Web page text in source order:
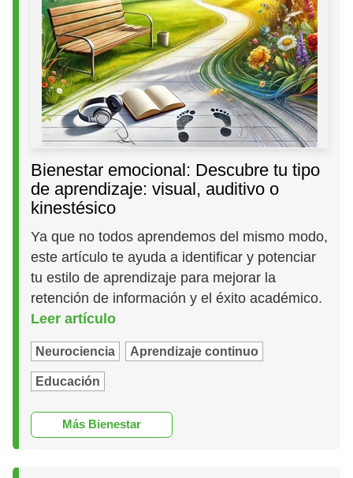
Bienestar emocional: Descubre tu tipo
de aprendizaje: visual, auditivo o
kinestésico
Ya que no todos aprendemos del mismo modo,
este artículo te ayuda a identificar y potenciar
tu estilo de aprendizaje para mejorar la
retención de información y el éxito académico.
Leer artículo
Neurociencia Aprendizaje continuo
Educación
Más Bienestar